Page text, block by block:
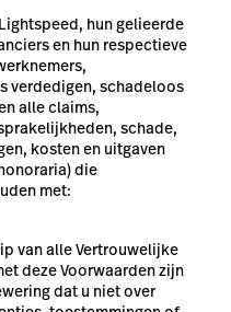
hun gelieerde
en hun respectieve
verdedigen, schadeloos
alle claims,
schade,
kosten en uitgaven
die
met:
van alle Vertrouwelijke
deze Voorwaarden zijn
dat u niet over